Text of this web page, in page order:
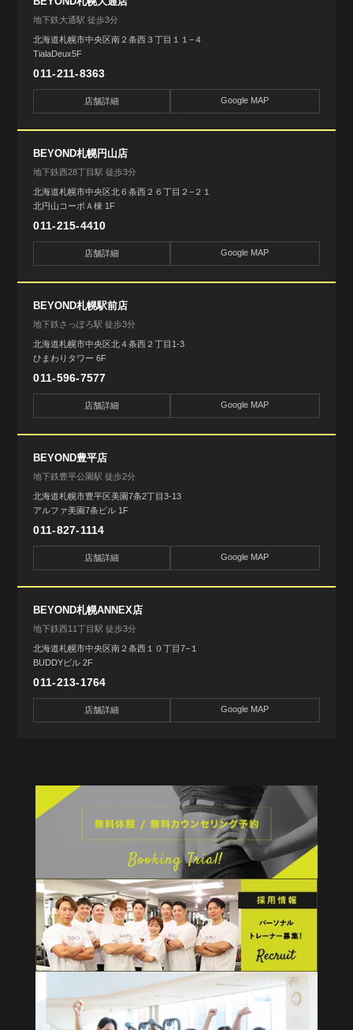
地下鉄大通駅 徒歩3分
北海道札幌市中央区南２条西３丁目１１−４
TialaDeux5F
011-211-8363
店舗詳細 Google MAP
BEYOND札幌円山店
地下鉄西28丁目駅 徒歩3分
北海道札幌市中央区北６条西２６丁目２−２１
北円山コーポＡ棟 1F
011-215-4410
店舗詳細 Google MAP
BEYOND札幌駅前店
地下鉄さっぽろ駅 徒歩3分
北海道札幌市中央区北４条西２丁目1-3
ひまわりタワー 6F
011-596-7577
店舗詳細 Google MAP
BEYOND豊平店
地下鉄豊平公園駅 徒歩2分
北海道札幌市豊平区美園7条2丁目3-13
アルファ美園7条ビル 1F
011-827-1114
店舗詳細 Google MAP
BEYOND札幌ANNEX店
地下鉄西11丁目駅 徒歩3分
北海道札幌市中央区南２条西１０丁目7−１
BUDDYビル 2F
011-213-1764
店舗詳細 Google MAP